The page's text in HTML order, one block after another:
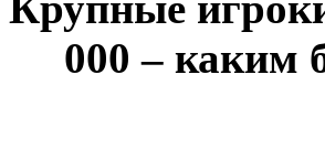
000 – каким